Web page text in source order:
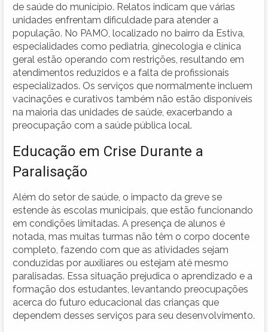
de saúde do município. Relatos indicam que várias
unidades enfrentam dificuldade para atender a
população. No PAMO, localizado no bairro da Estiva,
especialidades como pediatria, ginecologia e clínica
geral estão operando com restrições, resultando em
atendimentos reduzidos e a falta de profissionais
especializados. Os serviços que normalmente incluem
vacinações e curativos também não estão disponíveis
na maioria das unidades de saúde, exacerbando a
preocupação com a saúde pública local.
Educação em Crise Durante a
Paralisação
Além do setor de saúde, o impacto da greve se
estende às escolas municipais, que estão funcionando
em condições limitadas. A presença de alunos é
notada, mas muitas turmas não têm o corpo docente
completo, fazendo com que as atividades sejam
conduzidas por auxiliares ou estejam até mesmo
paralisadas. Essa situação prejudica o aprendizado e a
formação dos estudantes, levantando preocupações
acerca do futuro educacional das crianças que
dependem desses serviços para seu desenvolvimento.